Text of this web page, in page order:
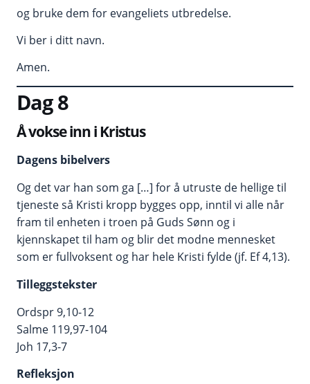
og bruke dem for evangeliets utbredelse.
Vi ber i ditt navn.
Amen.
Dag 8
Å vokse inn i Kristus
Dagens bibelvers
Og det var han som ga […] for å utruste de hellige til
tjeneste så Kristi kropp bygges opp, inntil vi alle når
fram til enheten i troen på Guds Sønn og i
kjennskapet til ham og blir det modne mennesket
som er fullvoksent og har hele Kristi fylde (jf. Ef 4,13).
Tilleggstekster
Ordspr 9,10-12
Salme 119,97-104
Joh 17,3-7
Refleksjon